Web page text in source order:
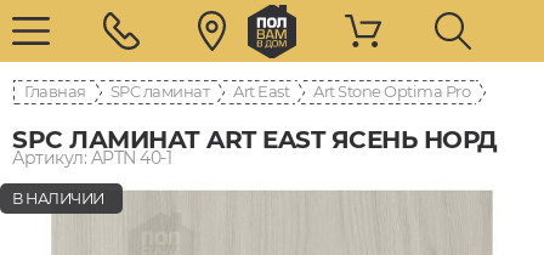
Главная SPC ламинат Art East Art Stone Optima Pro
SPC ЛАМИНАТ ART EAST ЯСЕНЬ НОРД
Артикул: APTN 40-1
В НАЛИЧИИ